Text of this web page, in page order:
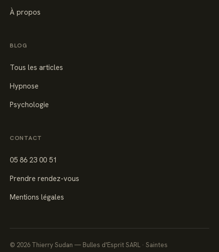
À propos
BLOG
Tous les articles
Hypnose
Psychologie
CONTACT
05 86 23 00 51
Prendre rendez-vous
Mentions légales
© 2026 Thierry Sudan — Bulles d'Esprit SARL · Saintes